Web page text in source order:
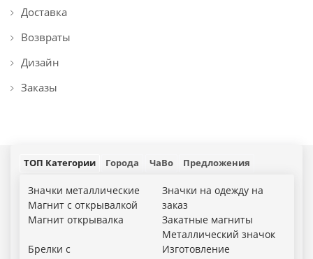
Доставка
Возвраты
Дизайн
Заказы
ТОП Категории Города ЧаВо Предложения
Значки металлические
Магнит с открывалкой
Магнит открывалка
Значки на одежду на
заказ
Закатные магниты
Металлический значок
Брелки c
Изготовление